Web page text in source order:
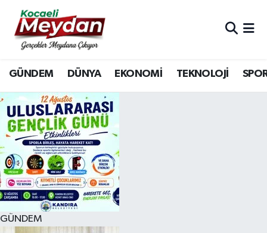
GÜNDEM DÜNYA EKONOMİ TEKNOLOJİ
GÜNDEM
Nöbetçi Eczaneler
Hava Durumu
Trafik Durumu
Süper Lig Puan Durumu ve Fikstür
Tüm Manşetler
Son Dakika Haberleri
Haber Arşivi